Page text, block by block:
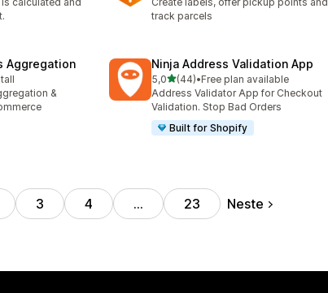
track parcels
Aggregation
&
Ninja Address Validation App
5,0av 5 stjerner
(44)
Totalt 44 omtaler
•Free plan available
Address Validator App for Checkout
Validation. Stop Bad Orders
Built for Shopify
3 4 … 23 Neste